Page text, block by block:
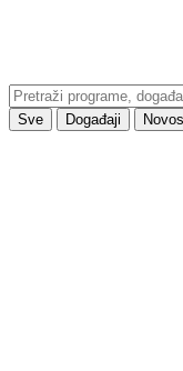
Sve Događaji